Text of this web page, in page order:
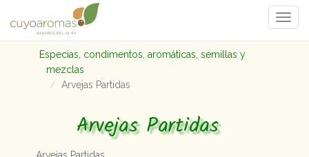
Especias, condimentos, aromáticas, semillas y
mezclas
Arvejas Partidas
Arvejas Partidas